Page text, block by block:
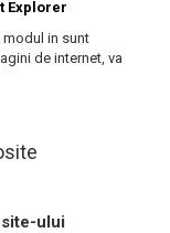
Explorer
modul in sunt
de internet, va
ului